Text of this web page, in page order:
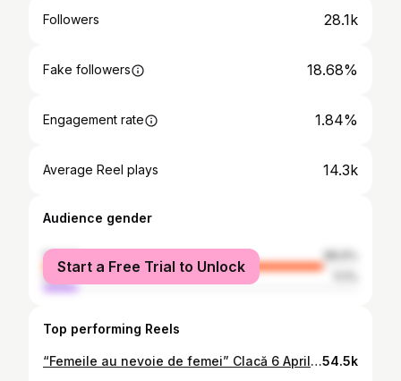
Followers 28.1k
Fake followers 18.68%
Engagement rate 1.84%
Average Reel plays 14.3k
Audience gender
female
male
Start a Free Trial to Unlock
Top performing Reels
“Femeile au nevoie de femei” Clacă 6 Aprilie, 202454.5k